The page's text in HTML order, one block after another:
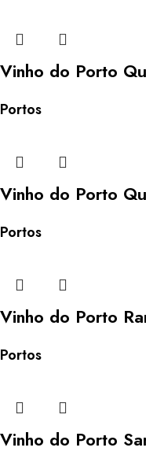
Vinho do Porto
Portos
Vinho do Porto
Portos
Vinho do Porto
Portos
Vinho do Porto